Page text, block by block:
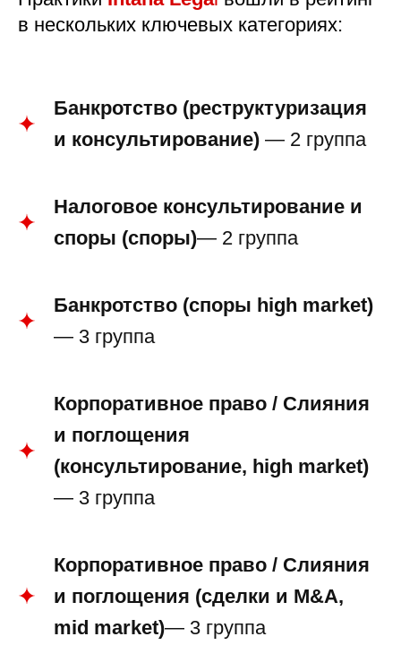
в нескольких ключевых категориях:
Банкротство (реструктуризация
и консультирование) — 2 группа
Налоговое консультирование и
споры (споры)— 2 группа
Банкротство (споры high market)
— 3 группа
Корпоративное право / Слияния
и поглощения
(консультирование, high market)
— 3 группа
Корпоративное право / Слияния
и поглощения (сделки и M&A,
mid market)— 3 группа